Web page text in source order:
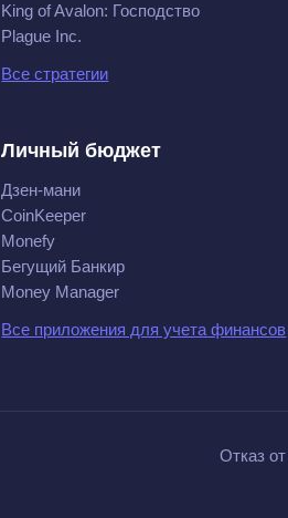
King of Avalon: Господство
Plague Inc.
Все стратегии
Личный бюджет
Дзен-мани
CoinKeeper
Monefy
Бегущий Банкир
Money Manager
Все приложения для учета финансов
Отказ